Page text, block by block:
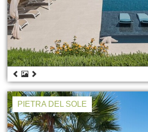
PIETRA DEL SOLE